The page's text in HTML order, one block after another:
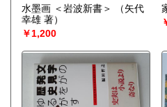
水墨画 ＜岩波新書＞
（矢代
幸雄 著）
￥1,200